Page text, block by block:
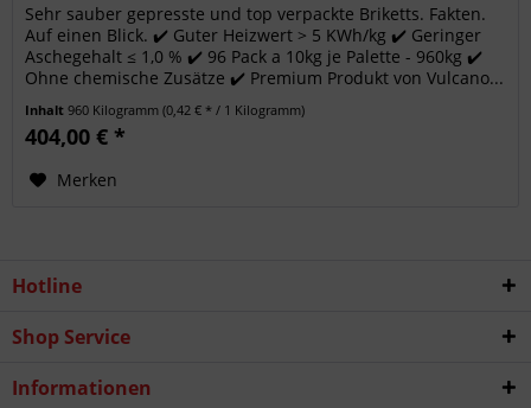
Sehr sauber gepresste und top verpackte Briketts. Fakten.
Auf einen Blick. ✔️ Guter Heizwert > 5 KWh/kg ✔️ Geringer
Aschegehalt ≤ 1,0 % ✔️ 96 Pack a 10kg je Palette - 960kg ✔️
Ohne chemische Zusätze ✔️ Premium Produkt von Vulcano...
Inhalt960 Kilogramm(0,42 € * / 1 Kilogramm)
404,00 € *
Merken
Hotline
Shop Service
Informationen